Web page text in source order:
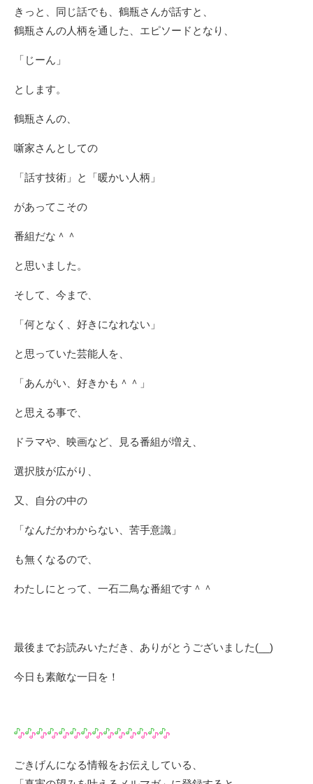
きっと、同じ話でも、鶴瓶さんが話すと、
鶴瓶さんの人柄を通した、エピソードとなり、
「じーん」
とします。
鶴瓶さんの、
噺家さんとしての
「話す技術」と「暖かい人柄」
があってこその
番組だな＾＾
と思いました。
そして、今まで、
「何となく、好きになれない」
と思っていた芸能人を、
「あんがい、好きかも＾＾」
と思える事で、
ドラマや、映画など、見る番組が増え、
選択肢が広がり、
又、自分の中の
「なんだかわからない、苦手意識」
も無くなるので、
わたしにとって、一石二鳥な番組です＾＾
最後までお読みいただき、ありがとうございました(__)
今日も素敵な一日を！
ごきげんになる情報をお伝えしている、